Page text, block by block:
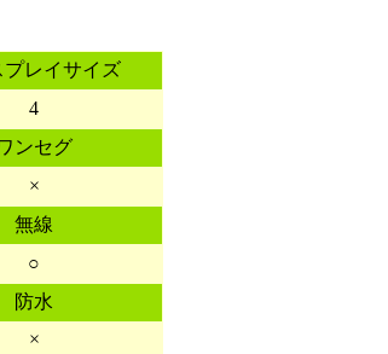
プレイサイズ
4
ンセグ
×
無線
○
防水
×